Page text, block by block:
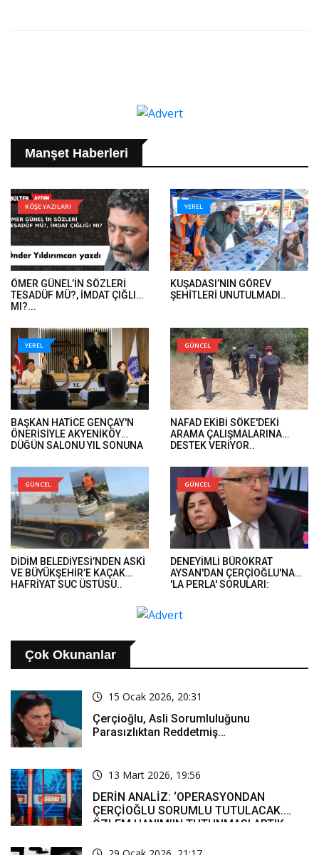
Manşet Haberleri
KÖŞE YAZILARI
ÖMER GÜNEL’İN SÖZLERİ
TESADÜF MÜ?, İMDAT ÇIĞLIĞI
MI?...
YEREL
KUŞADASI’NIN GÖREV
ŞEHİTLERİ UNUTULMADI..
YEREL
BAŞKAN HATİCE GENÇAY'N
ÖNERİSİYLE AKYENİKÖY
DÜĞÜN SALONU YIL SONUNA
GÜNCEL
NAFAD EKİBİ SÖKE'DEKİ
ARAMA ÇALIŞMALARINA
DESTEK VERİYOR..
GÜNCEL
DİDİM BELEDİYESİ’NDEN ASKİ
VE BÜYÜKŞEHİR’E KAÇAK
HAFRİYAT SUÇ ÜSTÜSÜ..
GÜNCEL
DENEYİMLİ BÜROKRAT
AYSAN'DAN ÇERÇİOĞLU'NA
'LA PERLA' SORULARI:
Çok Okunanlar
15 Ocak 2026, 20:31
Çerçioğlu, Asli Sorumluluğunu
Parasızlıktan Reddetmiş…
13 Mart 2026, 19:56
DERİN ANALİZ: ‘OPERASYONDAN
ÇERÇİOĞLU SORUMLU TUTULACAK.
ÖZLEM HANIM’IN TUTUNMASI ARTIK